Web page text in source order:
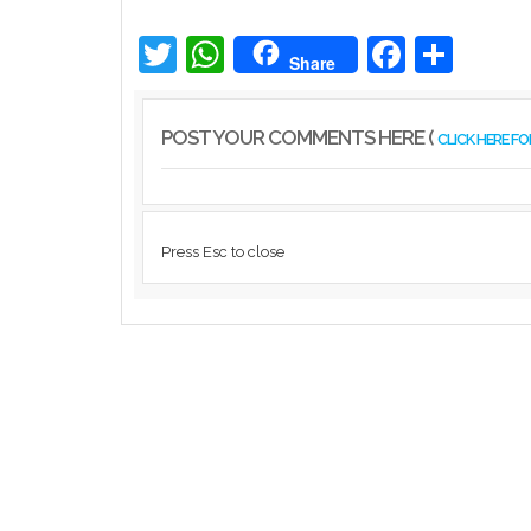
വാഹനത്തിന് മോട്ടോർ വെഹിക്കിൾ
ഇൻസ്പെക്ടർ പിഴ ...
Twitter WhatsAppShare Facebook
POST YOUR COMMENTS HERE ( CLICK HERE
Press Esc to close